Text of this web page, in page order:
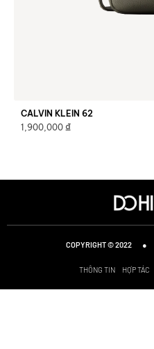
CALVIN KLEIN 62
1,900,000 ₫
COPYRIGHT © 2022 ●
THÔNG TIN HỢP TÁC